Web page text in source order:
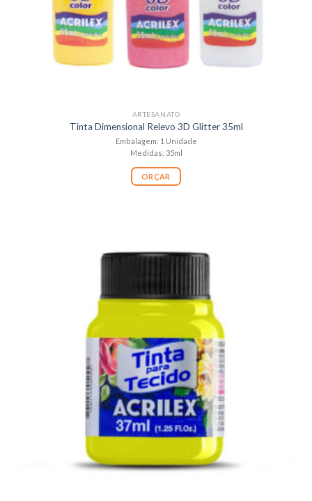
ARTESANATO
Tinta Dimensional Relevo 3D Glitter 35ml
Embalagem: 1 Unidade
Medidas: 35ml
ORÇAR